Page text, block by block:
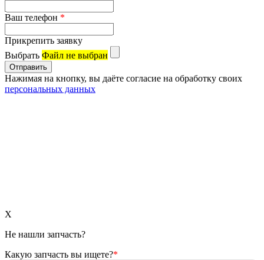
Ваш телефон *
Прикрепить заявку
Выбрать Файл не выбран
Нажимая на кнопку, вы даёте согласие на обработку своих
персональных данных
X
Не нашли запчасть?
Какую запчасть вы ищете?*